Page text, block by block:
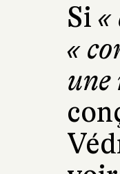
Si «
«
une